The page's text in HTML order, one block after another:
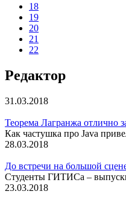
18
19
20
21
22
Редактор
31.03.2018
Теорема Лагранжа отлично
Как частушка про Java
28.03.2018
До встречи на большой
Студенты ГИТИСа –
23.03.2018